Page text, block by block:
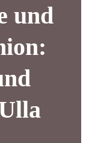
und